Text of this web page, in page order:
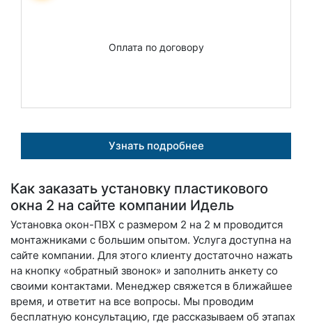
Оплата по договору
Узнать подробнее
Как заказать установку пластикового
окна 2 на сайте компании Идель
Установка окон-ПВХ с размером 2 на 2 м проводится
монтажниками с большим опытом. Услуга доступна на
сайте компании. Для этого клиенту достаточно нажать
на кнопку «обратный звонок» и заполнить анкету со
своими контактами. Менеджер свяжется в ближайшее
время, и ответит на все вопросы. Мы проводим
бесплатную консультацию, где рассказываем об этапах